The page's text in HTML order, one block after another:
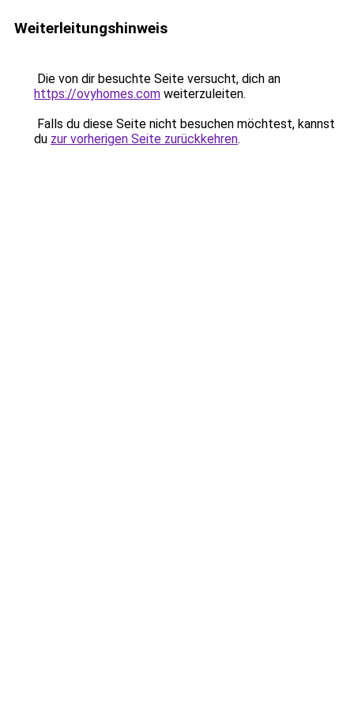
Weiterleitungshinweis
Die von dir besuchte Seite versucht, dich an
https://ovyhomes.com weiterzuleiten.
Falls du diese Seite nicht besuchen möchtest, kannst
du zur vorherigen Seite zurückkehren.